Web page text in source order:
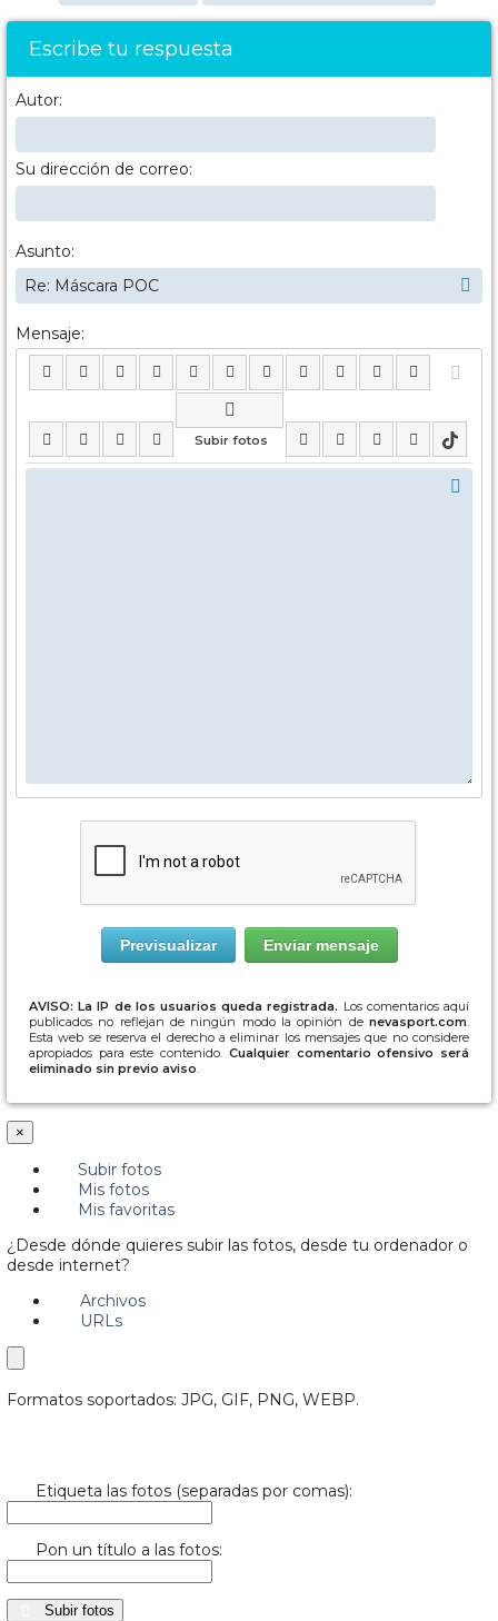
Escribe tu respuesta
Autor:
Su dirección de correo:
Asunto:
Mensaje:
AVISO: La IP de los usuarios queda registrada. Los comentarios aquí
publicados no reflejan de ningún modo la opinión de nevasport.com.
Esta web se reserva el derecho a eliminar los mensajes que no considere
apropiados para este contenido. Cualquier comentario ofensivo será
eliminado sin previo aviso.
×
Subir fotos
Mis fotos
Mis favoritas
¿Desde dónde quieres subir las fotos, desde tu ordenador o
desde internet?
Archivos
URLs
Formatos soportados: JPG, GIF, PNG, WEBP.
Etiqueta las fotos (separadas por comas):
Pon un título a las fotos:
Subir fotos